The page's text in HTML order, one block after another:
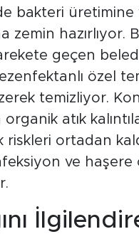
bakteri üretimine
zemin
geçen
özel
temizliyor.
atık
ortadan
ve